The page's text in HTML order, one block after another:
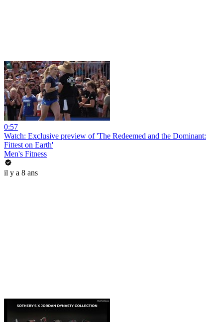
0:57
Watch: Exclusive preview of 'The Redeemed and the Dominant:
Fittest on Earth'
Men's Fitness
il y a 8 ans